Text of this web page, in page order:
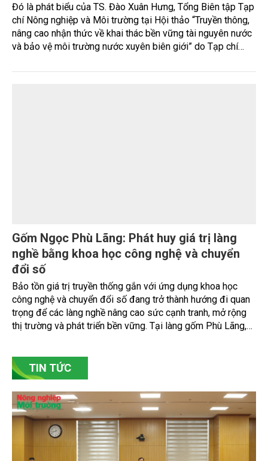
Đó là phát biểu của TS. Đào Xuân Hưng, Tổng Biên tập Tạp
chí Nông nghiệp và Môi trường tại Hội thảo “Truyền thông,
nâng cao nhận thức về khai thác bền vững tài nguyên nước
và bảo vệ môi trường nước xuyên biên giới” do Tạp chí
và Môi trường tỉnh Lai Châu tổ chức ngày 10/7/2026. Hội
Gốm Ngọc Phù Lãng: Phát huy giá trị làng
nghề bằng khoa học công nghệ và chuyển
đổi số
Bảo tồn giá trị truyền thống gắn với ứng dụng khoa học
công nghệ và chuyển đổi số đang trở thành hướng đi quan
xã Phù Lãng, tỉnh Bắc Ninh, nhiều nghệ nhân và cơ sở sản
xuất đã chủ động đổi mới tư duy, đầu tư công nghệ, xây
dựng thương hiệu trên nền tảng giá trị truyền thống.
TIN TỨC